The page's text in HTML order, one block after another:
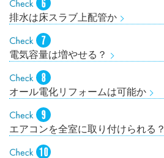
排水は床スラブ上配管か
電気容量は増やせる？
オール電化リフォームは可能か
エアコンを全室に取り付けられる？